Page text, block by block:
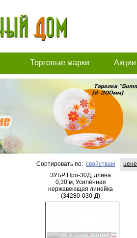
Торговые марки Акции
Сортировать по: свойствам цене
ЗУБР Про-30Д, длина
0,30 м, Усиленная
нержавеющая линейка
(34280-030-Д)